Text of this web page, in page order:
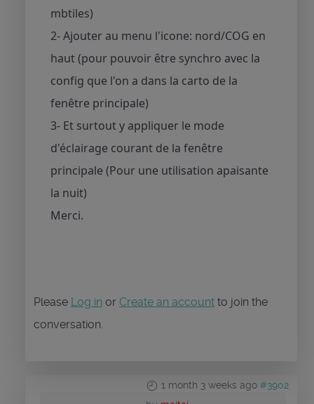
mbtiles)
2- Ajouter au menu l'icone: nord/COG en
haut (pour pouvoir être synchro avec la
config que l'on a dans la carto de la
fenêtre principale)
3- Et surtout y appliquer le mode
d'éclairage courant de la fenêtre
principale (Pour une utilisation apaisante
la nuit)
Merci.
Please Log in or Create an account to join the
conversation.
1 month 3 weeks ago #3902